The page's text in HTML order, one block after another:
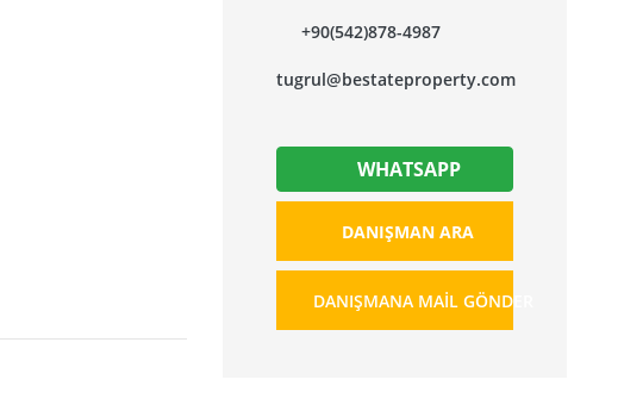
+90(542)878-4987
tugrul@bestateproperty.com
WHATSAPP
DANIŞMAN ARA
DANIŞMANA MAIL GÖNDER